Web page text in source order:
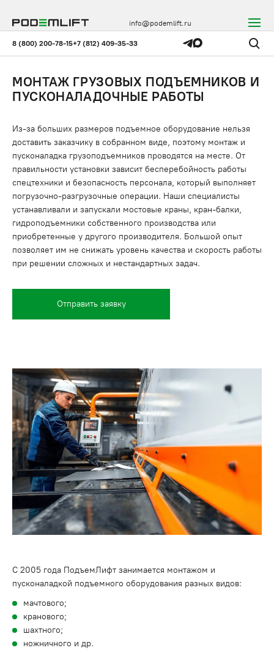
8 (800) 200-78-15+7 (812) 409-35-33
info@podemlift.ru
МОНТАЖ ГРУЗОВЫХ ПОДЪЕМНИКОВ И
ПУСКОНАЛАДОЧНЫЕ РАБОТЫ
Из-за больших размеров подъемное оборудование нельзя
доставить заказчику в собранном виде, поэтому монтаж и
пусконаладка грузоподъемников проводятся на месте. От
правильности установки зависит бесперебойность работы
спецтехники и безопасность персонала, который выполняет
погрузочно-разгрузочные операции. Наши специалисты
устанавливали и запускали мостовые краны, кран-балки,
гидроподъемники собственного производства или
приобретенные у другого производителя. Большой опыт
позволяет им не снижать уровень качества и скорость работы
при решении сложных и нестандартных задач.
Отправить заявку
С 2005 года ПодъемЛифт занимается монтажом и
пусконаладкой подъемного оборудования разных видов:
мачтового;
кранового;
шахтного;
ножничного и др.